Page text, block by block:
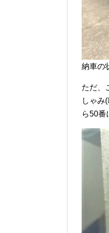
納車の
ただ、
しゃみ
ら50番